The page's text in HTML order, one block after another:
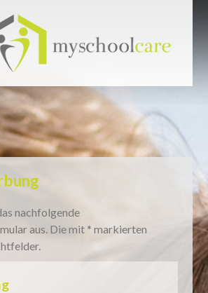
nachfolgende
aus. Die mit * markierten